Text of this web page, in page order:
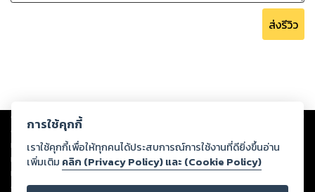
ส่งรีวิว
Copyright © 2026
ต่อผลงานหรือเนื้อหาใดที่อัปโหลดผ่านเว็บไซต์และปรากฏว่าละเมิดสิทธิใน
ทรัพย์สินทางปัญญาของบุคคลอื่นหรือขัดต่อกฎหมายและศีลธรรม ดังนั้น ผู้อ่าน
ทุกท่านโปรดใช้วิจารณญาณในการกลั่นกรองด้วยตนเอง และหากท่านพบว่าส่วน
หนึ่งส่วนใดขัดต่อกฎหมายและศีลธรรม กรุณาแจ้งมายังบริษัท เพื่อทีมงานจะได้
ดำเนินการในทันที ทั้งนี้ ทางสตอรี่ล็อกขอสงวนลิขสิทธิ์ตามพระราชบัญญัติ
การใช้คุกกี้
เราใช้คุกกี้เพื่อให้ทุกคนได้ประสบการณ์การใช้งานที่ดียิ่งขึ้นอ่าน
เพิ่มเติม คลิก (Privacy Policy) และ (Cookie Policy)